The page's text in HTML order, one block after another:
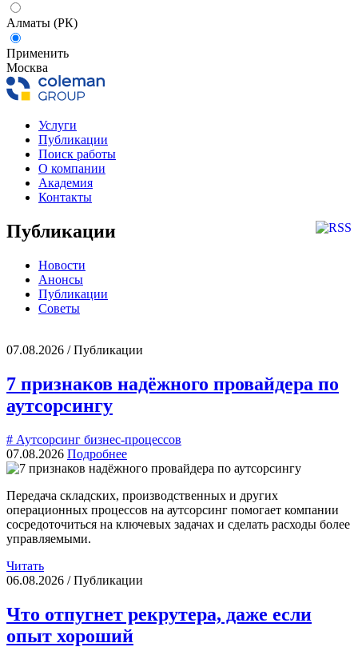
Алматы (РК)
Применить
Москва
Услуги
Публикации
Поиск работы
О компании
Академия
Контакты
Публикации
Новости
Анонсы
Публикации
Советы
07.08.2026 / Публикации
7 признаков надёжного провайдера по
аутсорсингу
# Аутсорсинг бизнес-процессов
07.08.2026 Подробнее
Передача складских, производственных и других
операционных процессов на аутсорсинг помогает компании
сосредоточиться на ключевых задачах и сделать расходы более
управляемыми.
Читать
06.08.2026 / Публикации
Что отпугнет рекрутера, даже если
опыт хороший